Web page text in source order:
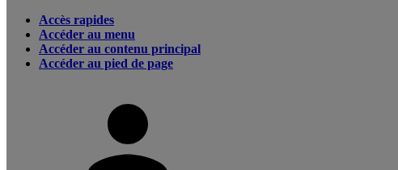
Accès rapides
Accéder au menu
Accéder au contenu principal
Accéder au pied de page